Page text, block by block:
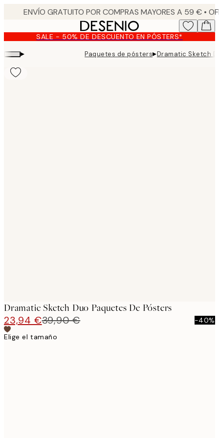
content.SALE - 50% DE DESCUENTO EN PÓSTERS*
▸ Paquetes de pósters▸Dramatic Sketch
Dramatic Sketch Duo Paquetes De Pósters
23,94 €39,90 €
-40%
Elige el tamaño